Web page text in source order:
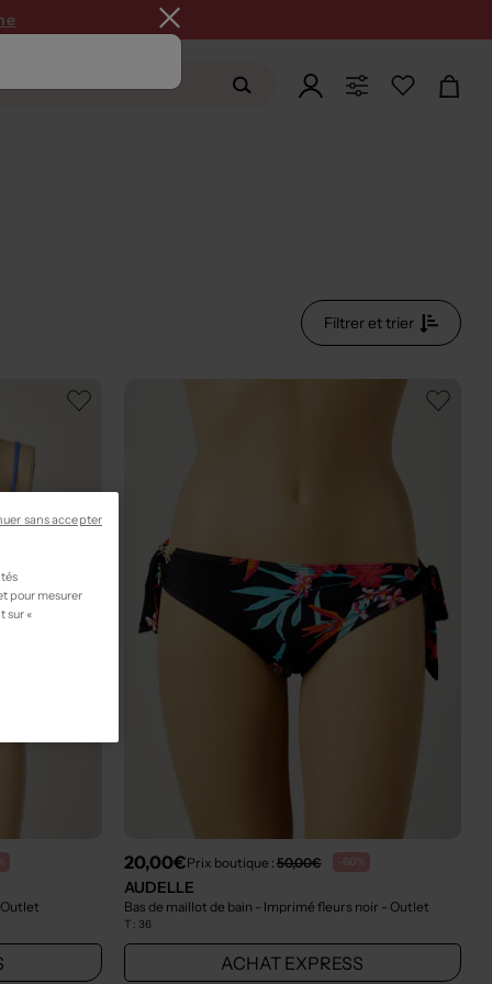
Filtrer et trier
20,00€Prix boutique : 50,00€ -60%
AUDELLE
Bas de maillot de bain - Imprimé fleurs noir - Outlet
T : 36
ACHAT EXPRESS
pour mesurer
sur «
sans accepter